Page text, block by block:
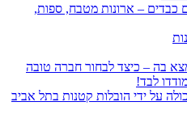
כבדים – ארונות מטבח, ספות,
בה – כיצד לבחור חברה טובה
לבד!
על ידי הובלות קטנות בתל אביב